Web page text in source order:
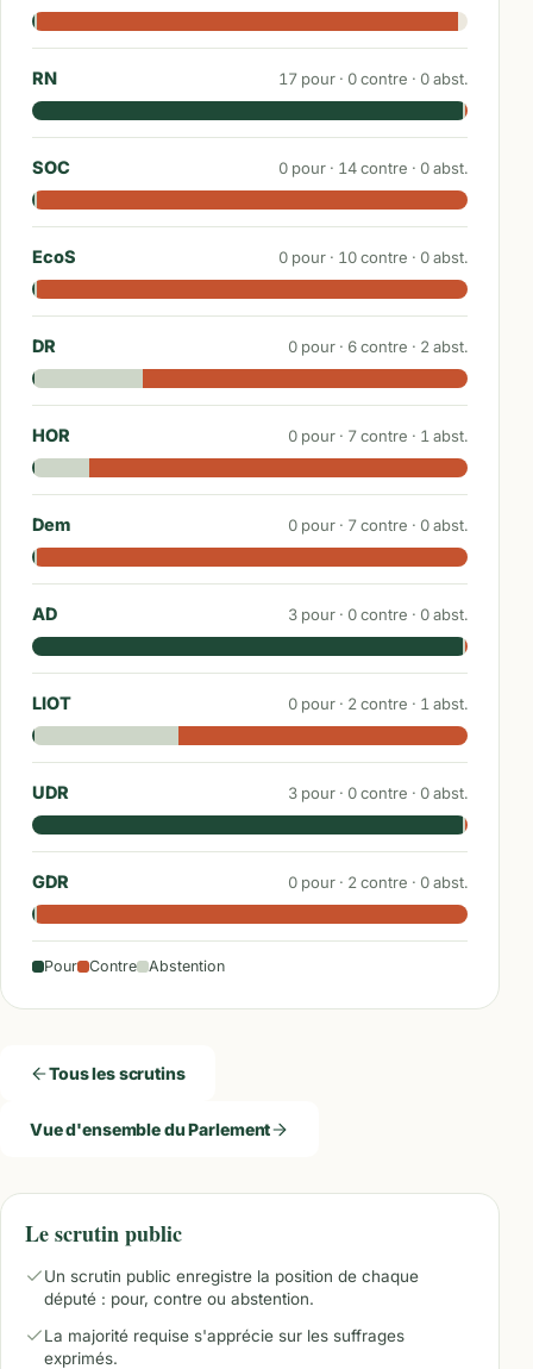
RN 17 pour · 0contre · 0abst.
SOC 0 pour · 14contre · 0abst.
EcoS 0 pour · 10contre · 0abst.
DR 0 pour · 6contre · 2 abst.
HOR 0 pour · 7contre · 1 abst.
Dem 0 pour · 7contre · 0abst.
AD 3 pour · 0contre · 0abst.
LIOT 0 pour · 2 contre · 1 abst.
UDR 3 pour · 0contre · 0abst.
GDR 0 pour · 2 contre · 0abst.
Pour Contre Abstention
Tous les scrutins
Vue d'ensemble du Parlement
Le scrutin public
Un scrutin public enregistre la position de chaque
député : pour, contre ou abstention.
La majorité requise s'apprécie sur les suffrages
exprimés.